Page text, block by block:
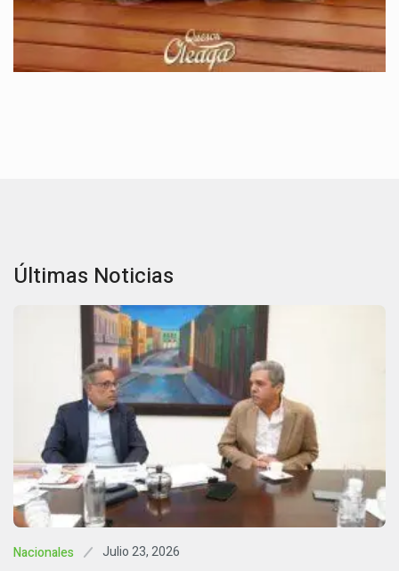
Últimas Noticias
Nacionales Julio 23, 2026